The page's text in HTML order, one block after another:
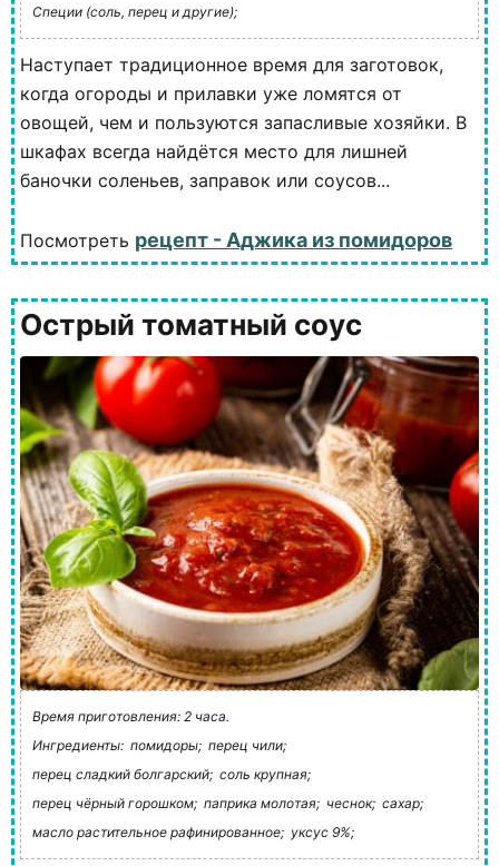
Специи (соль, перец и другие);
Наступает традиционное время для заготовок,
когда огороды и прилавки уже ломятся от
овощей, чем и пользуются запасливые хозяйки. В
шкафах всегда найдётся место для лишней
баночки соленьев, заправок или соусов...
Посмотреть рецепт - Аджика из помидоров
Острый томатный соус
Время приготовления: 2 часа.
Ингредиенты: помидоры; перец чили;
перец сладкий болгарский; соль крупная;
перец чёрный горошком; паприка молотая; чеснок; сахар;
масло растительное рафинированное; уксус 9%;